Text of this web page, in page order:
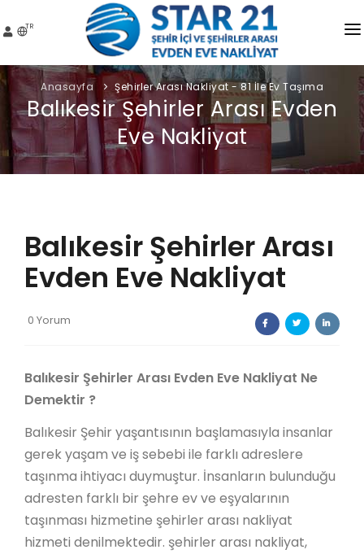
TR
STAR21 NAKLIYAT
HIZMETLER
HIZMET BÖLGELERI
FIYATLAR
GALER
S.S.S.
İLETIŞIM
Anasayfa Şehirler Arası Nakliyat - 81 İle Ev Taşıma
Balıkesir Şehirler Arası Evden
Eve Nakliyat
Balıkesir Şehirler Arası
Evden Eve Nakliyat
0 Yorum
Balıkesir Şehirler Arası Evden Eve Nakliyat Ne
Demektir ?
Balıkesir Şehir yaşantısının başlamasıyla insanlar
gerek yaşam ve iş sebebi ile farklı adreslere
taşınma ihtiyacı duymuştur. İnsanların bulunduğu
adresten farklı bir şehre ev ve eşyalarının
taşınması hizmetine şehirler arası nakliyat
hizmeti denilmektedir. şehirler arası nakliyat,